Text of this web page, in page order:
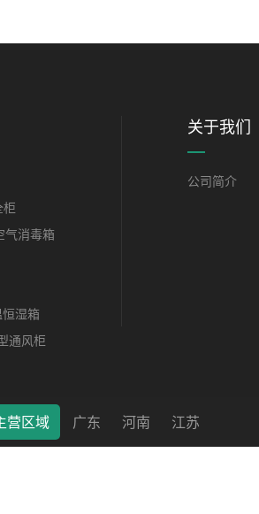
气消毒箱
湿箱
通风柜
关于我们
公司简介
科学仪器有限公司 © 2022 版权所有 备案号
营区域 广东 河南 江苏